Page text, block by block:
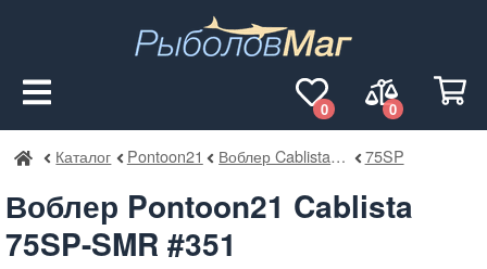
0
0
РыболовМаг
Каталог Pontoon21 Воблер Cablista SMR 75SP
Воблер Pontoon21 Cablista
75SP-SMR #351